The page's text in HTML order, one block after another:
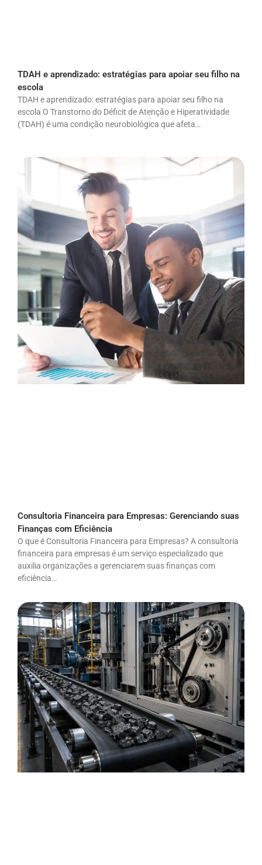
TDAH e aprendizado: estratégias para apoiar seu filho na
escola
TDAH e aprendizado: estratégias para apoiar seu filho na
escola O Transtorno do Déficit de Atenção e Hiperatividade
(TDAH) é uma condição neurobiológica que afeta…
Consultoria Financeira para Empresas: Gerenciando suas
Finanças com Eficiência
O que é Consultoria Financeira para Empresas? A consultoria
financeira para empresas é um serviço especializado que
auxilia organizações a gerenciarem suas finanças com
eficiência…